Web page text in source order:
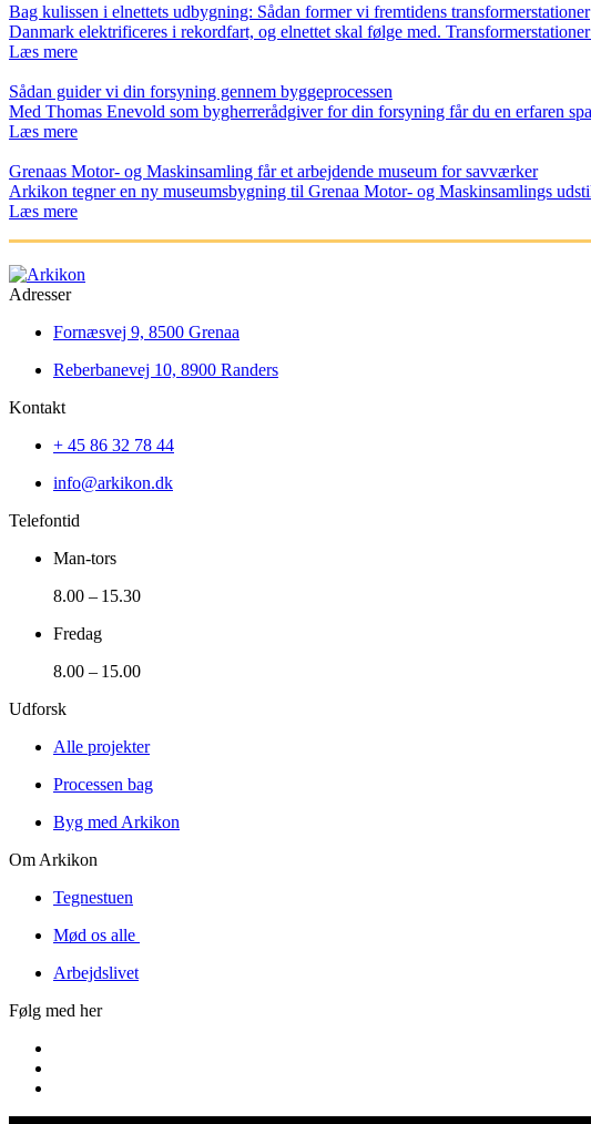
Bag kulissen i elnettets udbygning: Sådan former vi fremtidens transformerstationer
Danmark elektrificeres i rekordfart, og elnettet skal følge med.
Læs mere
Sådan guider vi din forsyning gennem byggeprocessen
Med Thomas Enevold som bygherrerådgiver for din forsyning får du en erfaren
Læs mere
Grenaas Motor- og Maskinsamling får et arbejdende museum for savværker
Arkikon tegner en ny museumsbygning til Grenaa Motor- og Maskinsamlings
Læs mere
Adresser
Fornæsvej 9, 8500 Grenaa
Reberbanevej 10, 8900 Randers
Kontakt
+ 45 86 32 78 44
info@arkikon.dk
Telefontid
Man-tors
8.00 – 15.30
Fredag
8.00 – 15.00
Udforsk
Alle projekter
Processen bag
Byg med Arkikon
Om Arkikon
Tegnestuen
Mød os alle
Arbejdslivet
Følg med her